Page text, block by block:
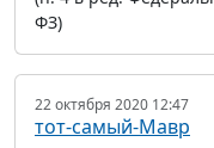
ФЗ)
22 октября 2020 12:47
тот-самый-Мавр